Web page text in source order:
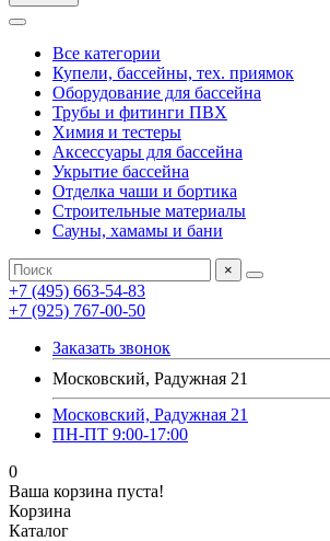
Все категории
Купели, бассейны, тех. приямок
Оборудование для бассейна
Трубы и фитинги ПВХ
Химия и тестеры
Аксессуары для бассейна
Укрытие бассейна
Отделка чаши и бортика
Строительные материалы
Сауны, хамамы и бани
×
+7 (495) 663-54-83
+7 (925) 767-00-50
Заказать звонок
Московский, Радужная 21
Московский, Радужная 21
ПН-ПТ 9:00-17:00
0
Ваша корзина пуста!
Корзина
Каталог